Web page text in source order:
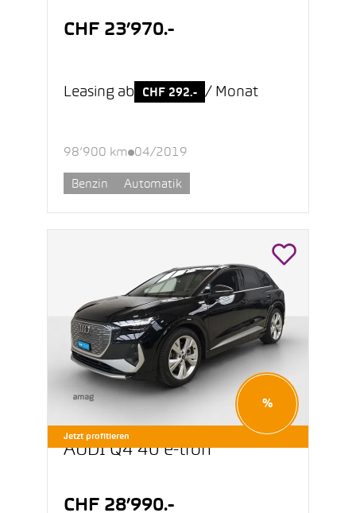
CHF 23’970.-
Leasing ab CHF 292.- / Monat
98’900 km 04/2019
Benzin Automatik
Jetzt profitieren
%
AUDI Q4 40 e-tron
CHF 28’990.-